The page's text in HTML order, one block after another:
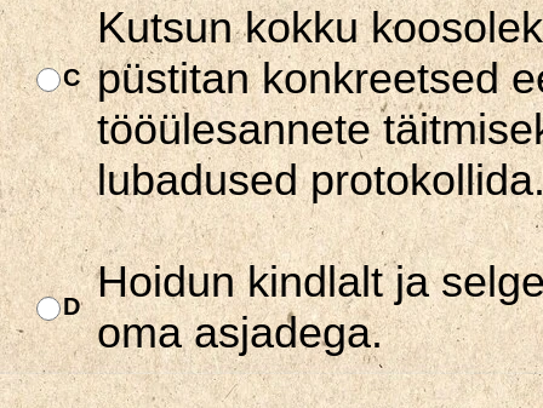
C
Kutsun kokku
püstitan konkreetsed
tööülesannete
lubadused
D
Hoidun kindlalt ja
oma asjadega.